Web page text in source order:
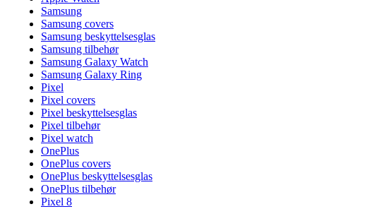
Samsung
Samsung covers
Samsung beskyttelsesglas
Samsung tilbehør
Samsung Galaxy Watch
Samsung Galaxy Ring
Pixel
Pixel covers
Pixel beskyttelsesglas
Pixel tilbehør
Pixel watch
OnePlus
OnePlus covers
OnePlus beskyttelsesglas
OnePlus tilbehør
Pixel 8